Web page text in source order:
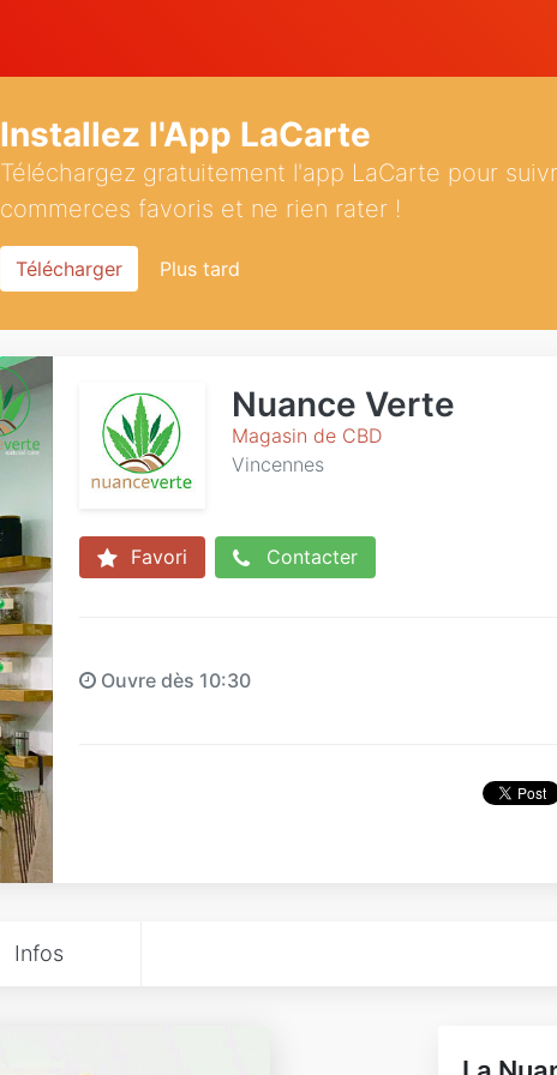
Installez l'App LaCarte
Téléchargez gratuitement l'app LaCarte pour
commerces favoris et ne rien rater !
Télécharger Plus tard
Nuance Verte
Magasin de CBD
Vincennes
Favori Contacter
Ouvre dès 10:30
Infos